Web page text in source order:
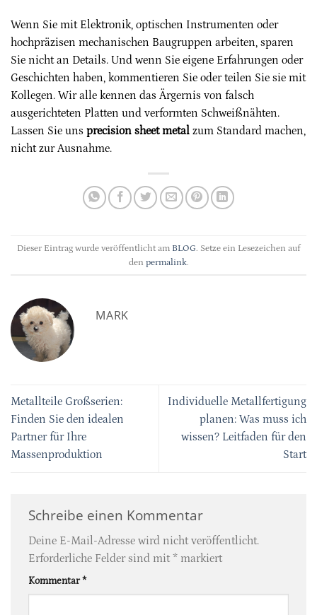
Wenn Sie mit Elektronik, optischen Instrumenten oder
hochpräzisen mechanischen Baugruppen arbeiten, sparen
Sie nicht an Details. Und wenn Sie eigene Erfahrungen oder
Geschichten haben, kommentieren Sie oder teilen Sie sie mit
Kollegen. Wir alle kennen das Ärgernis von falsch
ausgerichteten Platten und verformten Schweißnähten.
Lassen Sie uns precision sheet metal zum Standard machen,
nicht zur Ausnahme.
Dieser Eintrag wurde veröffentlicht am BLOG . Setze ein Lesezeichen auf
den permalink.
MARK
Metallteile Großserien:
Finden Sie den idealen
Partner für Ihre
Massenproduktion
Individuelle Metallfertigung
planen: Was muss ich
wissen? Leitfaden für den
Start
Schreibe einen Kommentar
Deine E-Mail-Adresse wird nicht veröffentlicht.
Erforderliche Felder sind mit* markiert
Kommentar*